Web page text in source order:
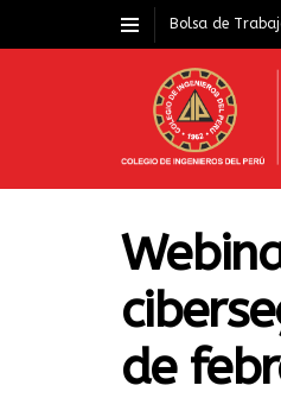
Bolsa de
de